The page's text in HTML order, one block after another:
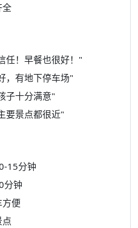
全
任！早餐也很好！"
，有地下停车场"
子十分满意"
要景点都很近"
15分钟
分钟
方便